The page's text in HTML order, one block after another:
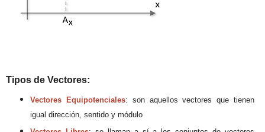
Tipos de Vectores:
Vectores Equipotenciales: son aquellos vectores que tienen
igual dirección, sentido y módulo